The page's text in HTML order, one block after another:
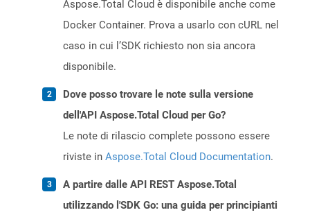
Aspose.Total Cloud è disponibile anche come
Docker Container. Prova a usarlo con cURL nel
caso in cui l’SDK richiesto non sia ancora
disponibile.
Dove posso trovare le note sulla versione
dell'API Aspose.Total Cloud per Go?
Le note di rilascio complete possono essere
riviste in Aspose.Total Cloud Documentation.
A partire dalle API REST Aspose.Total
utilizzando l'SDK Go: una guida per principianti